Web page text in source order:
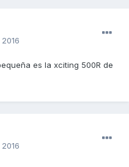
es la xciting 500R de